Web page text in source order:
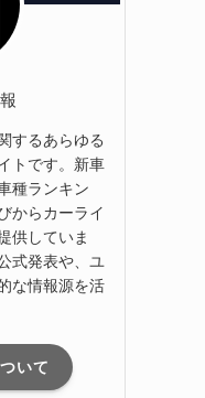
するあらゆる
トです。新車
種ランキン
からカーライ
供していま
式発表や、ユ
な情報源を活
いて